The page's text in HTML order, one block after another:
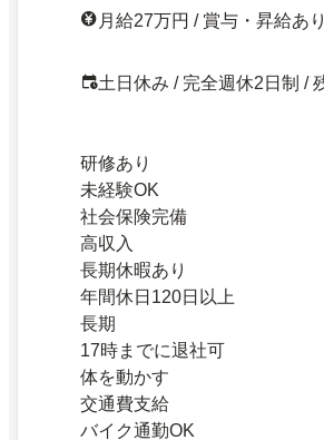
月給27万円 / 賞与・昇給あり
土日休み / 完全週休2日制 /
研修あり
未経験OK
社会保険完備
高収入
長期休暇あり
年間休日120日以上
長期
17時までに退社可
体を動かす
交通費支給
バイク通勤OK